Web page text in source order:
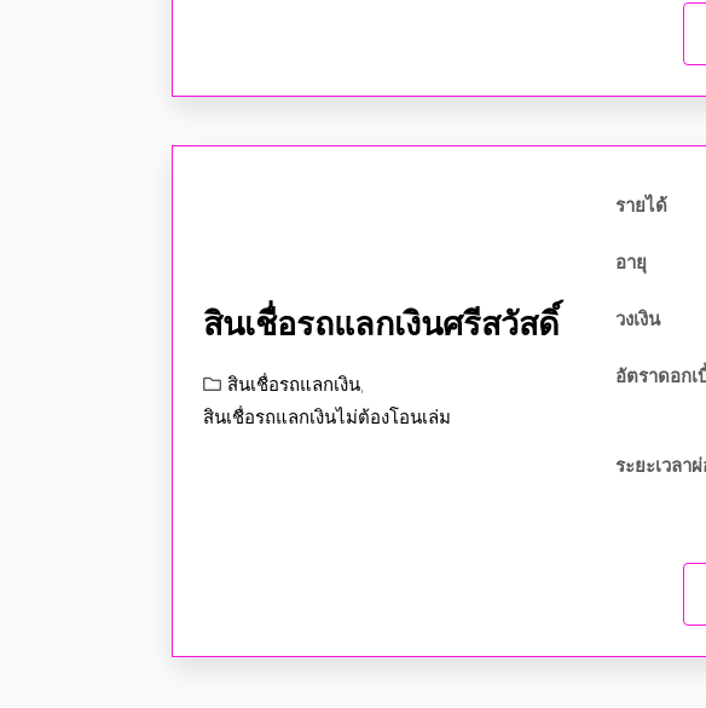
สินเชื่อรถแลกเงินศรีสวัสดิ์
สินเชื่อรถแลกเงิน,
สินเชื่อรถแลกเงินไม่ต้องโอนเล่ม
รายได้
อายุ
วงเงิน
อัตราดอกเ
ระยะเวลา